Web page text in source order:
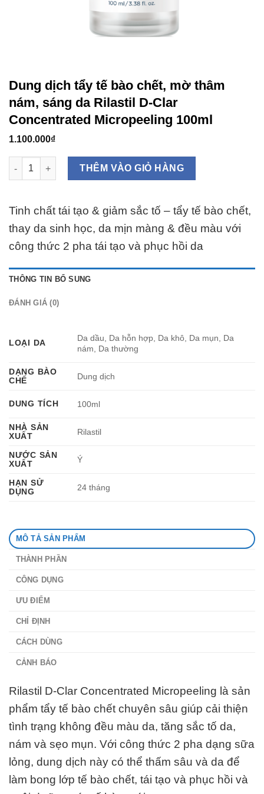
Dung dịch tẩy tế bào chết, mờ thâm
nám, sáng da Rilastil D-Clar
Concentrated Micropeeling 100ml
1.100.000₫
Dung dịch tẩy tế bào chết, mờ thâm nám, sáng da Rilastil D-
THÊM VÀO GIỎ HÀNG
Tinh chất tái tạo & giảm sắc tố – tẩy tế bào chết,
thay da sinh học, da mịn màng & đều màu với
công thức 2 pha tái tạo và phục hồi da
THÔNG TIN BỔ SUNG
ĐÁNH GIÁ (0)
LOẠI DA
Da dầu, Da hỗn hợp, Da khô, Da mụn, Da
nám, Da thường
DẠNG BÀO
CHẾ
Dung dịch
DUNG TÍCH 100ml
NHÀ SẢN
XUẤT
Rilastil
NƯỚC SẢN
XUẤT
Ý
HẠN SỬ
DỤNG
24 tháng
MÔ TẢ SẢN PHẨM
THÀNH PHẦN
CÔNG DỤNG
ƯU ĐIỂM
CHỈ ĐỊNH
CÁCH DÙNG
CẢNH BÁO
Rilastil D-Clar Concentrated Micropeeling là sản
phẩm tẩy tế bào chết chuyên sâu giúp cải thiện
tình trạng không đều màu da, tăng sắc tố da,
nám và sẹo mụn. Với công thức 2 pha dạng sữa
lỏng, dung dịch này có thể thấm sâu và da để
làm bong lớp tế bào chết, tái tạo và phục hồi và